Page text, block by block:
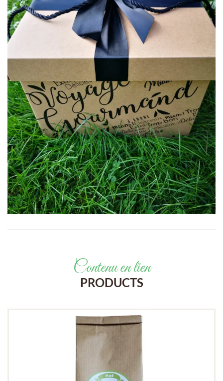
Contenu en lien
PRODUCTS